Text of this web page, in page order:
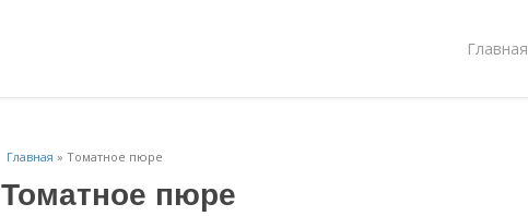
Главная
Главная » Томатное пюре
Томатное пюре